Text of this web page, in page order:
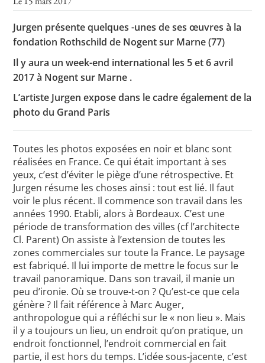
Toutes les actualités
Les rendez-vous de l’APHG
Concours de recrutement
Concours scolaires
Critique d’ouvrages publiés
Culture
Jurgen présente quelques -unes de ses œuvres à la
fondation Rothschild de Nogent sur Marne (77)
Il y aura un week-end international les 5 et 6 avril
2017 à Nogent sur Marne .
L’artiste Jurgen expose dans le cadre également de la
photo du Grand Paris
Toutes les photos exposées en noir et blanc sont
réalisées en France. Ce qui était important à ses
yeux, c’est d’éviter le piège d’une rétrospective. Et
Jurgen résume les choses ainsi : tout est lié. Il faut
voir le plus récent. Il commence son travail dans les
années 1990. Etabli, alors à Bordeaux. C’est une
période de transformation des villes (cf l’architecte
Cl. Parent) On assiste à l’extension de toutes les
zones commerciales sur toute la France. Le paysage
est fabriqué. Il lui importe de mettre le focus sur le
travail panoramique. Dans son travail, il manie un
peu d’ironie. Où se trouve-t-on ? Qu’est-ce que cela
génère ? Il fait référence à Marc Auger,
anthropologue qui a réfléchi sur le « non lieu ». Mais
il y a toujours un lieu, un endroit qu’on pratique, un
endroit fonctionnel, l’endroit commercial en fait
partie, il est hors du temps. L’idée sous-jacente, c’est